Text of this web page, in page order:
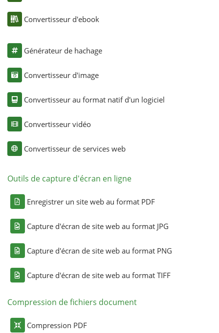
Convertisseur d'ebook
Générateur de hachage
Convertisseur d'image
Convertisseur au format natif d'un logiciel
Convertisseur vidéo
Convertisseur de services web
Outils de capture d'écran en ligne
Enregistrer un site web au format PDF
Capture d'écran de site web au format JPG
Capture d'écran de site web au format PNG
Capture d'écran de site web au format TIFF
Compression de fichiers document
Compression PDF